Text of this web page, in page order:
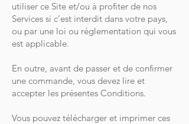
utiliser ce Site et/ou à profiter de nos
Services si c’est interdit dans votre pays,
ou par une loi ou réglementation qui vous
est applicable.
En outre, avant de passer et de confirmer
une commande, vous devez lire et
accepter les présentes Conditions.
Vous pouvez télécharger et imprimer ces